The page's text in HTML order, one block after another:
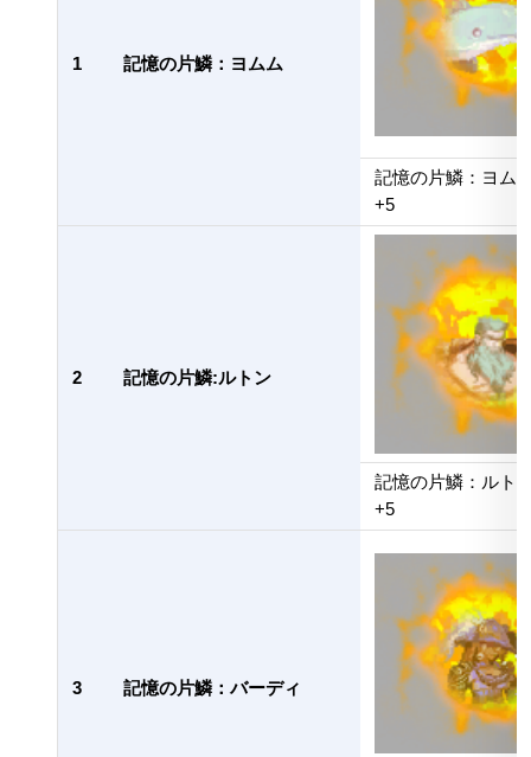
1 記憶の片鱗：ヨムム
記憶の片鱗：ヨム
+5
2 記憶の片鱗:ルトン
記憶の片鱗：ルト
+5
3 記憶の片鱗：バーディ